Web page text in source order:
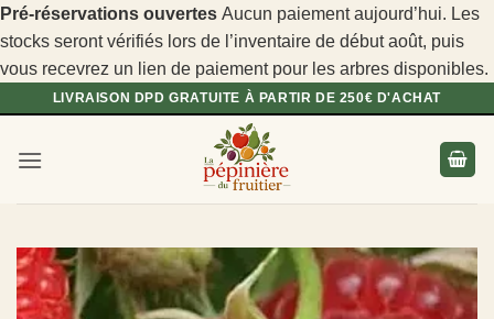
Pré-réservations ouvertes Aucun paiement aujourd’hui. Les
stocks seront vérifiés lors de l’inventaire de début août, puis
vous recevrez un lien de paiement pour les arbres disponibles.
Passer
contenu
LIVRAISON DPD GRATUITE À PARTIR DE 250€ D'ACHAT